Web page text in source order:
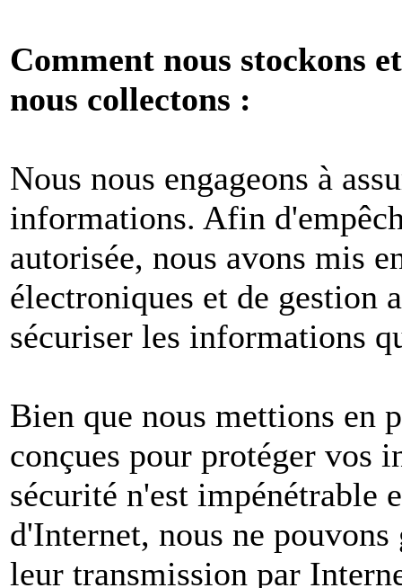
Comment nous stockons
nous collectons :
Nous nous engageons à
informations. Afin
autorisée, nous avons mis
électroniques et de gestion
sécuriser les informations
Bien que nous mettions en
conçues pour protéger vos
sécurité n'est impénétrable
d'Internet, nous ne
leur transmission par